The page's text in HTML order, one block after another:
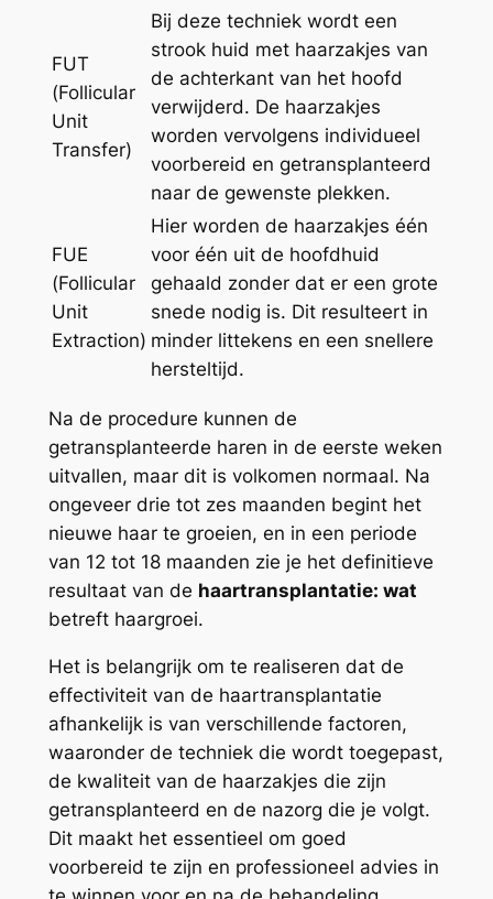
FUT
(Follicular
Unit
Transfer)
Bij deze techniek wordt een
strook huid met haarzakjes van
de achterkant van het hoofd
verwijderd. De haarzakjes
worden vervolgens individueel
voorbereid en getransplanteerd
naar de gewenste plekken.
FUE
(Follicular
Unit
Extraction)
Hier worden de haarzakjes één
voor één uit de hoofdhuid
gehaald zonder dat er een grote
snede nodig is. Dit resulteert in
minder littekens en een snellere
hersteltijd.
Na de procedure kunnen de
getransplanteerde haren in de eerste weken
uitvallen, maar dit is volkomen normaal. Na
ongeveer drie tot zes maanden begint het
nieuwe haar te groeien, en in een periode
van 12 tot 18 maanden zie je het definitieve
resultaat van de haartransplantatie: wat
betreft haargroei.
Het is belangrijk om te realiseren dat de
effectiviteit van de haartransplantatie
afhankelijk is van verschillende factoren,
waaronder de techniek die wordt toegepast,
de kwaliteit van de haarzakjes die zijn
getransplanteerd en de nazorg die je volgt.
Dit maakt het essentieel om goed
voorbereid te zijn en professioneel advies in